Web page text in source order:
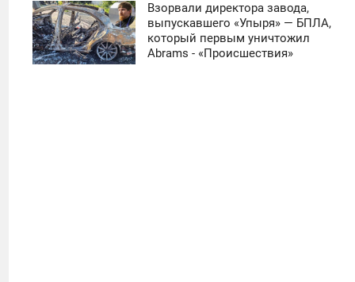
Взорвали директора завода,
выпускавшего «Упыря» — БПЛА,
который первым уничтожил
Abrams - «Происшествия»